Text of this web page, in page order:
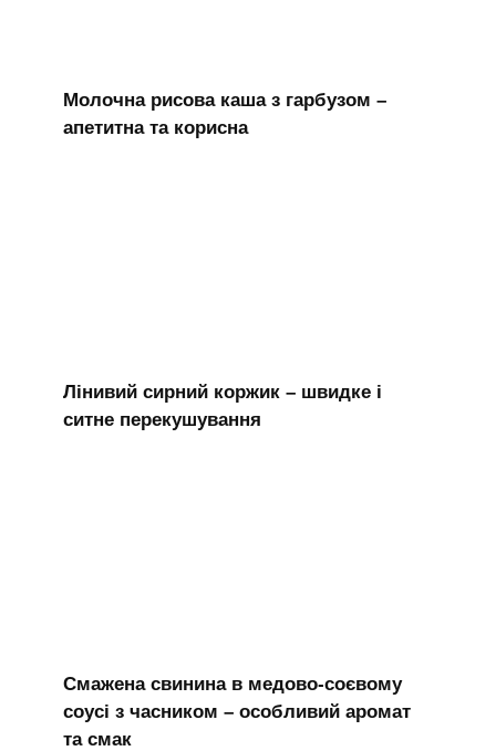
Молочна рисова каша з гарбузом –
апетитна та корисна
Лінивий сирний коржик – швидке і
ситне перекушування
Смажена свинина в медово-соєвому
соусі з часником – особливий аромат
та смак